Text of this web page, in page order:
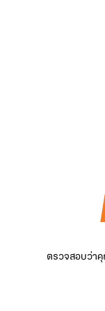
ตรวจสอบว่า